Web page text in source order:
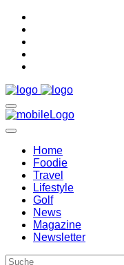
Home
Foodie
Travel
Lifestyle
Golf
News
Magazine
Newsletter